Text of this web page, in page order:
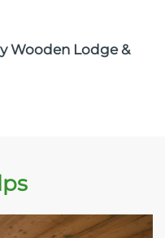
Wooden Lodge &